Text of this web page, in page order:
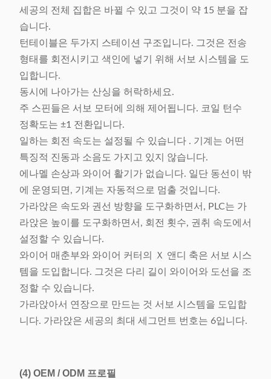
세공의 전체 집합은 바뀔 수 있고 그것이 약 15 분을 잡
습니다.
턴테이블은 두가지 스테이션 구조입니다. 그것은 전송
형태를 회전시키고 색인에 넣기 위해 서보 시스템을 도
입합니다.
동시에 나아가는 산싱을 허락하세요.
주 스핀들은 서보 모터에 의해 제어됩니다. 코일 턴수
정확도는 ±1 전환입니다.
일하는 회전 속도는 설정될 수 있습니다 . 기계는 어떤
특징적 진동과 소음도 가지고 있지 않습니다.
에나멜 손상과 와이어 활기가 없습니다. 일단 동선이 밖
에 운영되면, 기계는 자동적으로 멈출 것입니다.
가라앉은 속도와 권선 방향을 도구화하면서, PLC는 가
라앉은 높이를 도구화하면서, 회전 횟수, 권취 속도에서
설정할 수 있습니다.
와이어 매춘부와 와이어 커터의 Ｘ 앤디 축은 서보 시스
템을 도입합니다. 그것은 다리 길이 와이어와 도선을 조
정할 수 있습니다.
가라앉아서 연장으로 만드는 것 서보 시스템을 도입합
니다. 가라앉은 세공의 최대 세그먼트 번호는 6입니다.
(4) OEM / ODM 프로필